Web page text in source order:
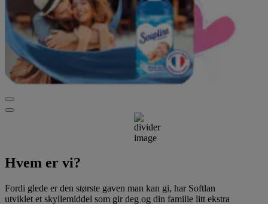
Hvem er vi?
Fordi glede er den største gaven man kan gi, har Softlan
utviklet et skyllemiddel som gir deg og din familie litt ekstra